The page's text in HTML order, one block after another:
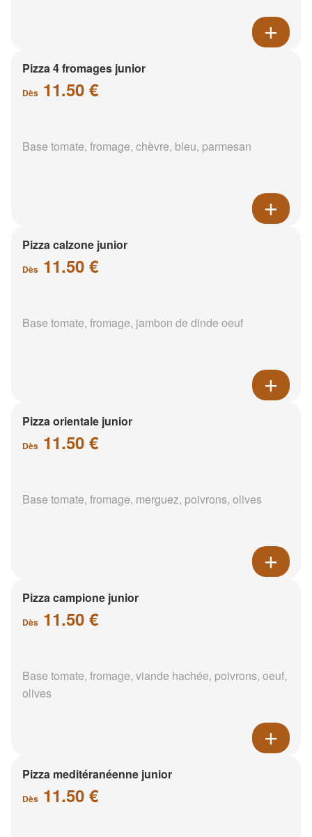
Pizza 4 fromages junior
Dès 11.50 €
Base tomate, fromage, chèvre, bleu, parmesan
Pizza calzone junior
Dès 11.50 €
Base tomate, fromage, jambon de dinde oeuf
Pizza orientale junior
Dès 11.50 €
Base tomate, fromage, merguez, poivrons, olives
Pizza campione junior
Dès 11.50 €
Base tomate, fromage, viande hachée, poivrons, oeuf,
olives
Pizza meditéranéenne junior
Dès 11.50 €